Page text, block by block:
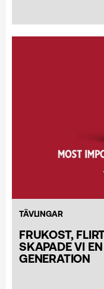
TÄVLINGAR
FRUKOST,
SKAPADE VI
GENERATION